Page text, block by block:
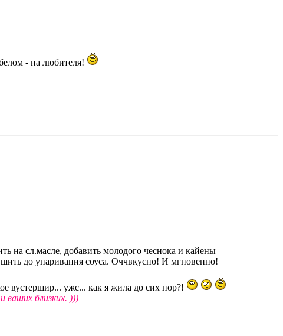
- на любителя!
на сл.масле, добавить молодого чеснока и кайены
до упаривания соуса. Оччвкусно! И мгновенно!
вустершир... ужс... как я жила до сих пор?!
ваших близких. )))